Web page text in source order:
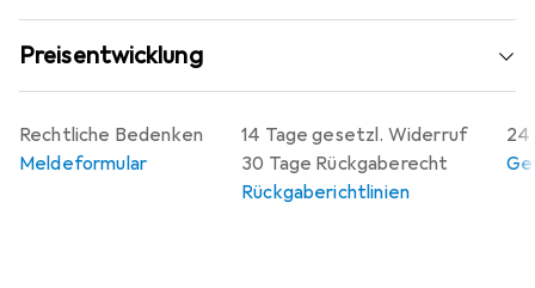
Preisentwicklung
14 Tage gesetzl. Widerruf
30 Tage Rückgaberecht
Rückgaberichtlinien
24
Rechtliche Bedenken
Meldeformular